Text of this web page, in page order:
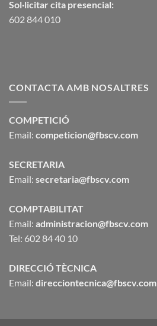
Sol·licitar cita presencial:
602 844 010
CONTACTA AMB NOSALTRES
COMPETICIÓ
Email: competicion@fbscv.com
SECRETARIA
Email: secretaria@fbscv.com
COMPTABILITAT
Email: administracion@fbscv.com
Tel: 602 84 40 10
DIRECCIÓ TÈCNICA
Email: direcciontecnica@fbscv.com